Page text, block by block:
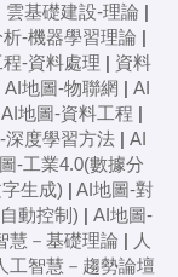
雲基礎建設-理論 |
-機器學習理論 |
-資料處理 | 資料
AI地圖-物聯網 | AI
AI地圖-資料工程 |
深度學習方法 | AI
-工業4.0(數據分
生成) | AI地圖-對
動控制) | AI地圖-
慧－基礎理論 | 人
工智慧－趨勢論壇